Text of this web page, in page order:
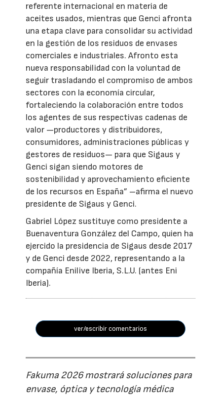
referente internacional en materia de
aceites usados, mientras que Genci afronta
una etapa clave para consolidar su actividad
en la gestión de los residuos de envases
comerciales e industriales. Afronto esta
nueva responsabilidad con la voluntad de
seguir trasladando el compromiso de ambos
sectores con la economía circular,
fortaleciendo la colaboración entre todos
los agentes de sus respectivas cadenas de
valor —productores y distribuidores,
consumidores, administraciones públicas y
gestores de residuos— para que Sigaus y
Genci sigan siendo motores de
sostenibilidad y aprovechamiento eficiente
de los recursos en España” –afirma el nuevo
presidente de Sigaus y Genci.
Gabriel López sustituye como presidente a
Buenaventura González del Campo, quien ha
ejercido la presidencia de Sigaus desde 2017
y de Genci desde 2022, representando a la
compañía Enilive Iberia, S.L.U. (antes Eni
Iberia).
ver/escribir comentarios
Fakuma 2026 mostrará soluciones para
envase, óptica y tecnología médica